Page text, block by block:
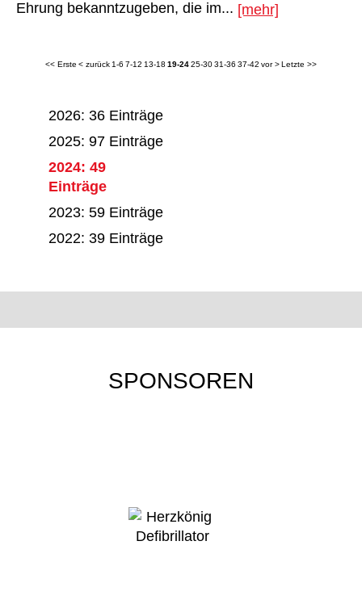
Ehrung bekanntzugeben, die im... [mehr]
<< Erste < zurück 1-6 7-12 13-18 19-2425-3031-36 37-42 vor >Letzte >>
2026: 36 Einträge
2025: 97 Einträge
2024: 49
Einträge
2023: 59 Einträge
2022: 39 Einträge
SPONSOREN